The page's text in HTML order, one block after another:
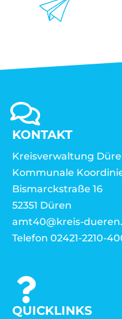
KONTAKT
Kreisverwaltung
Kommunale
Bismarckstraße 16
52351 Düren
amt40@kreis-
Telefon 02421-2210-
QUICKLINKS